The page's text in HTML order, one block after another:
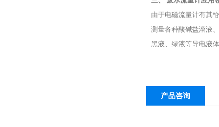
由于电磁流量计有其*
测量各种酸碱盐溶液
黑液、绿液等导电液
产品咨询